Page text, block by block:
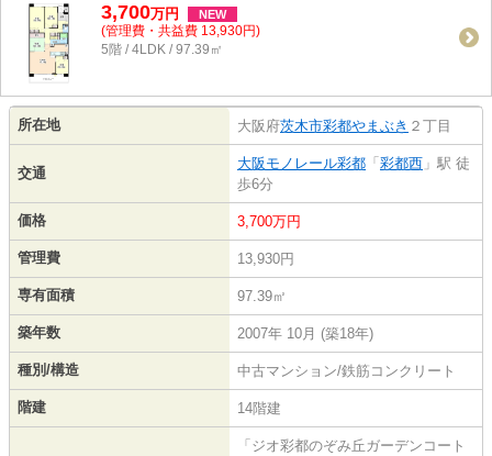
3,700万円 NEW
(管理費・共益費 13,930円)
5階 / 4LDK / 97.39㎡
所在地 大阪府茨木市彩都やまぶき ２丁目
交通
大阪モノレール彩都 「 彩都西 」駅 徒
歩6分
価格 3,700万円
管理費 13,930円
専有面積 97.39㎡
築年数 2007年 10月 (築18年)
種別/構造 中古マンション/鉄筋コンクリート
階建 14階建
「ジオ彩都のぞみ丘ガーデンコート